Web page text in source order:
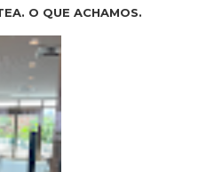
O QUE ACHAMOS.